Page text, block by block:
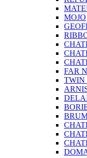
MOJO
FAR
TWIN